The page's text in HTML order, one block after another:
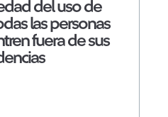
del uso de
las personas
fuera de sus